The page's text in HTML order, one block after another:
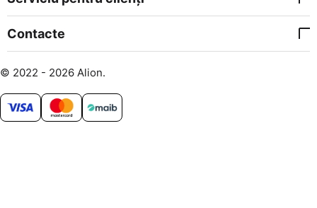
Contacte
© 2022 - 2026 Alion.